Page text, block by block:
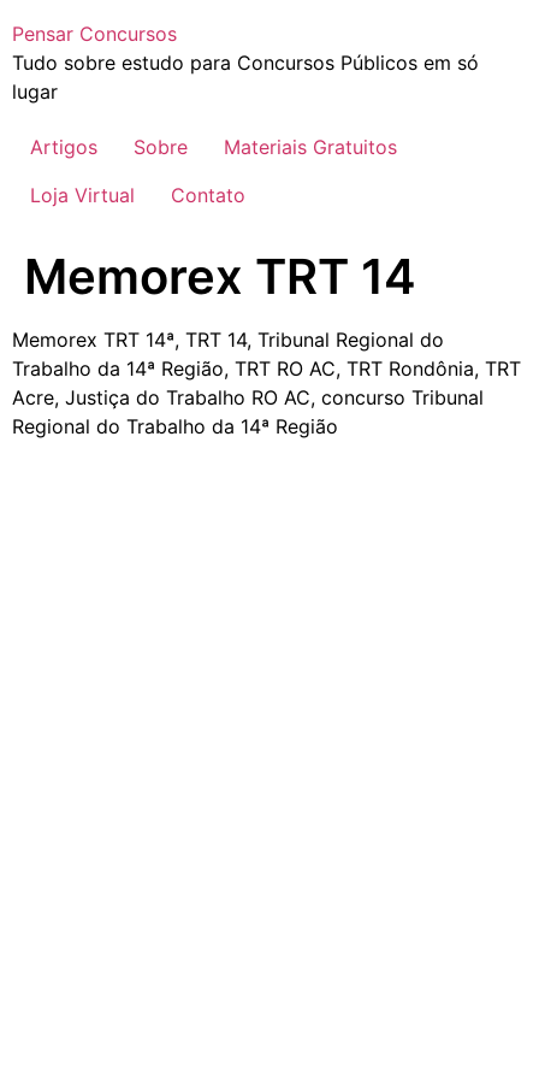
Pensar Concursos
Tudo sobre estudo para Concursos Públicos em só
lugar
Artigos Sobre
Materiais Gratuitos
Loja Virtual
Contato
Memorex TRT 14
Memorex TRT 14ª, TRT 14, Tribunal Regional do
Trabalho da 14ª Região, TRT RO AC, TRT Rondônia, TRT
Acre, Justiça do Trabalho RO AC, concurso Tribunal
Regional do Trabalho da 14ª Região